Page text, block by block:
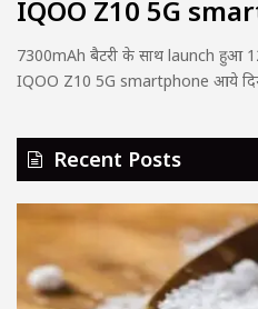
IQOO Z10 5G
7300mAh बैटरी के साथ launch हुआ
IQOO Z10 5G smartphone आये
Recent Posts